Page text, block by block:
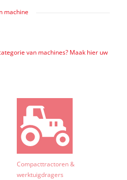
machine
van machines? Maak hier uw
Compacttractoren &
werktuigdragers